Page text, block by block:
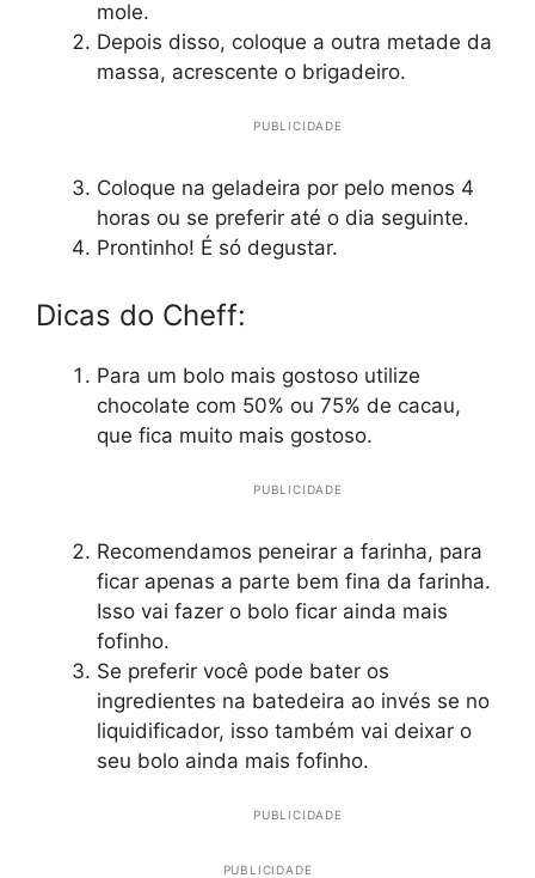
mole.
Depois disso, coloque a outra metade da
massa, acrescente o brigadeiro.
PUBLICIDADE
Coloque na geladeira por pelo menos 4
horas ou se preferir até o dia seguinte.
Prontinho! É só degustar.
Dicas do Cheff:
Para um bolo mais gostoso utilize
chocolate com 50% ou 75% de cacau,
que fica muito mais gostoso.
PUBLICIDADE
Recomendamos peneirar a farinha, para
ficar apenas a parte bem fina da farinha.
Isso vai fazer o bolo ficar ainda mais
fofinho.
Se preferir você pode bater os
ingredientes na batedeira ao invés se no
liquidificador, isso também vai deixar o
seu bolo ainda mais fofinho.
PUBLICIDADE
PUBLICIDADE